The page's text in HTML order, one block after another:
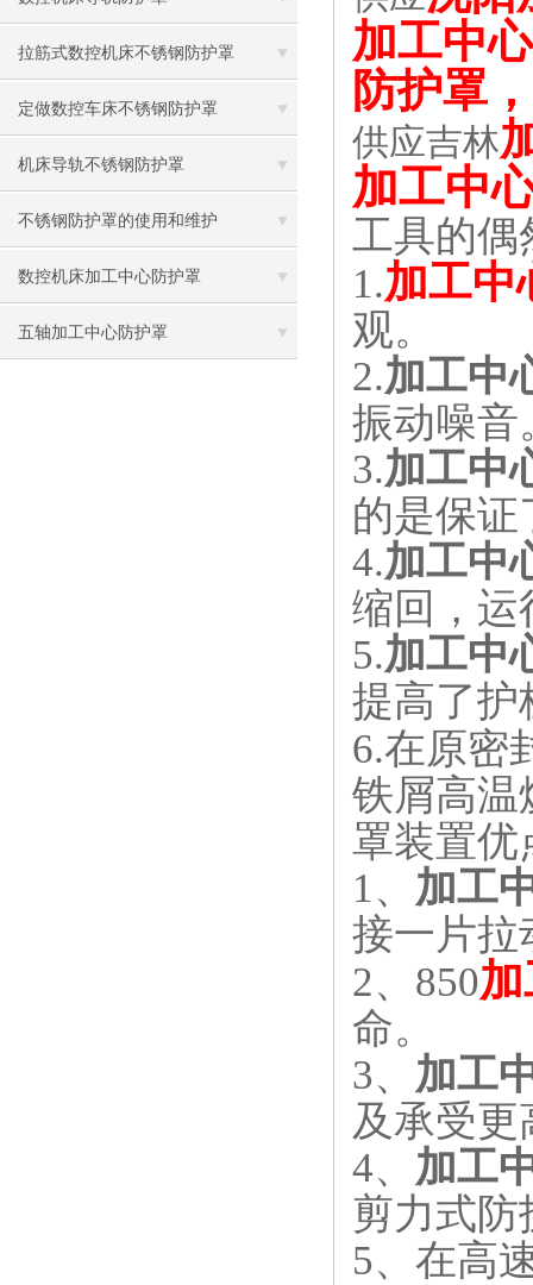
拉筋式数控机床不锈钢防护罩
定做数控车床不锈钢防护罩
机床导轨不锈钢防护罩
不锈钢防护罩的使用和维护
数控机床加工中心防护罩
五轴加工中心防护罩
加工中
防护罩
供应吉林
加工中
工具的偶
1.加工中
观。
2.加工中
振动噪音
3.加工中
的是保证
4.加工中
缩回，运
5.加工中
提高了护
6.在原密
铁屑高
罩装置优
1、 加工
接一片拉
2、850
命。
3、 加工
及承受更
4、 加工
剪力式防
5、在高